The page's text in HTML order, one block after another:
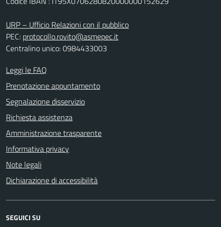
URP – Ufficio Relazioni con il pubblico
PEC: protocollo.rovito@asmepec.it
Centralino unico: 0984433003
Leggi le FAQ
Prenotazione appuntamento
Segnalazione disservizio
Richiesta assistenza
Amministrazione trasparente
Informativa privacy
Note legali
Dichiarazione di accessibilità
SEGUICI SU